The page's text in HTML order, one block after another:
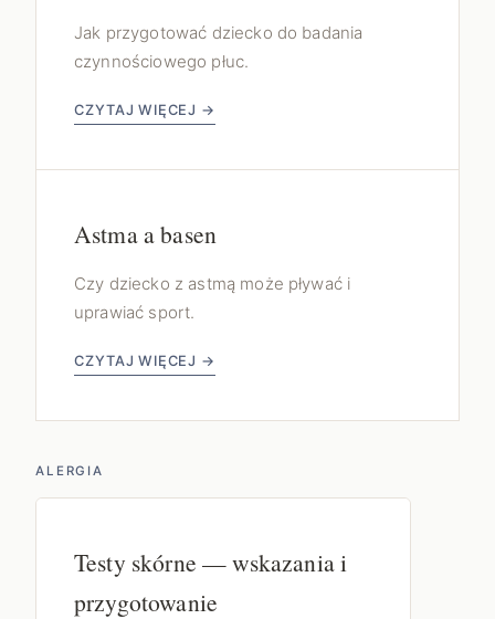
Jak przygotować dziecko do badania
czynnościowego płuc.
CZYTAJ WIĘCEJ →
Astma a basen
Czy dziecko z astmą może pływać i
uprawiać sport.
CZYTAJ WIĘCEJ →
ALERGIA
Testy skórne — wskazania i
przygotowanie